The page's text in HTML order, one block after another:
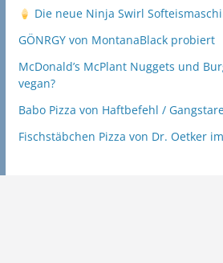
Die neue Ninja Swirl
GÖNRGY von MontanaBlack probiert
McDonald’s McPlant Nuggets und
vegan?
Babo Pizza von Haftbefehl /
Fischstäbchen Pizza von Dr. Oetker